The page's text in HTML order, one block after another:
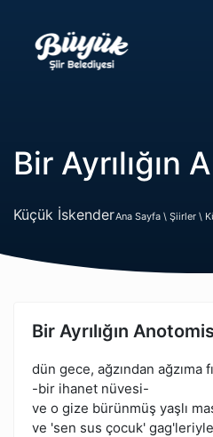
Bir Ayrılığın
Küçük İskenderAna Sayfa \ Şiirler \
Bir Ayrılığın
dün gece, ağzından ağzıma
-bir ihanet nüvesi-
ve o gize bürünmüş yaşlı
ve 'sen sus çocuk'